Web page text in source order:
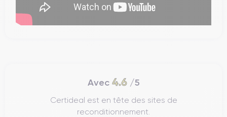
Avec 4.6/5
Certideal est en tête des sites de
reconditionnement.